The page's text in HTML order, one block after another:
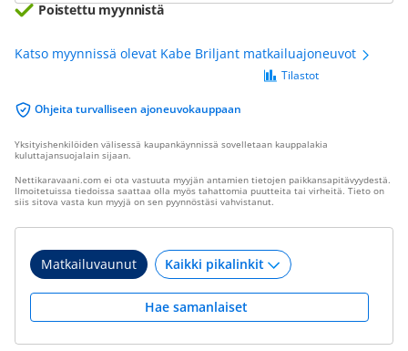
Poistettu myynnistä
Katso myynnissä olevat Kabe Briljant matkailuajoneuvot
Ohjeita turvalliseen ajoneuvokauppaan
Tilastot
Yksityishenkilöiden välisessä kaupankäynnissä sovelletaan kauppalakia
kuluttajansuojalain sijaan.
Nettikaravaani.com ei ota vastuuta myyjän antamien tietojen paikkansapitävyydestä.
Ilmoitetuissa tiedoissa saattaa olla myös tahattomia puutteita tai virheitä. Tieto on
siis sitova vasta kun myyjä on sen pyynnöstäsi vahvistanut.
Matkailuvaunut
Hae samanlaiset